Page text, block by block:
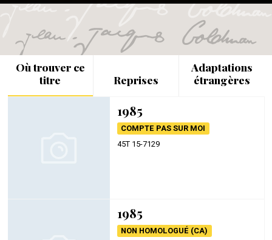
Où trouver ce
titre
Reprises
Adaptations
étrangères
1985
COMPTE PAS SUR MOI
45T 15-7129
1985
NON HOMOLOGUÉ (CA)